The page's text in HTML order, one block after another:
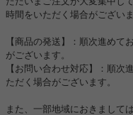
時間をいただく場合がございま
【商品の発送】：順次進めて
がございます。
【お問い合わせ対応】：順次
ただく場合がございます。
また、一部地域におきまして